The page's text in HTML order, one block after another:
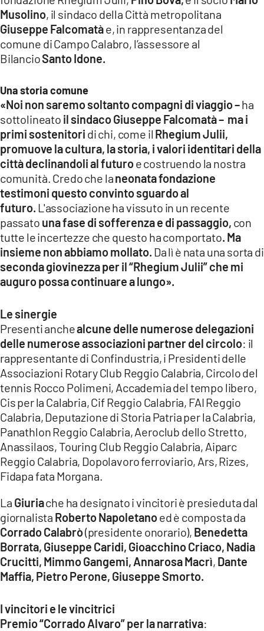
Musolino, il sindaco della Città metropolitana
Giuseppe Falcomatàe, in rappresentanza del
comune di Campo Calabro, l’assessore al
BilancioSanto Idone.
Una storia comune
«Noi non saremo soltanto compagni di viaggio –ha
sottolineato il sindaco Giuseppe Falcomatà – ma i
primi sostenitori di chi, come il Rhegium Julii,
promuove la cultura, la storia, i valori identitari della
città declinandoli al futuroe costruendo la nostra
comunità. Credo che laneonata fondazione
testimoni questo convinto sguardo al
futuro. L'associazione ha vissuto in un recente
passato una fase di sofferenza e di passaggio, con
tutte le incertezze che questo ha comportato. Ma
insieme non abbiamo mollato. Da lì è nata una sorta di
seconda giovinezza per il “Rhegium Julii” che mi
auguro possa continuare a lungo».
Le sinergie
Presenti anchealcune delle numerose delegazioni
delle numerose associazioni partner del circolo: il
rappresentante di Confindustria, i Presidenti delle
Associazioni Rotary Club Reggio Calabria, Circolo del
tennis Rocco Polimeni, Accademia del tempo libero,
Cis per la Calabria, Cif Reggio Calabria, FAI Reggio
Calabria, Deputazione di Storia Patria per la Calabria,
Panathlon Reggio Calabria, Aeroclub dello Stretto,
Anassilaos, Touring Club Reggio Calabria, Aiparc
Reggio Calabria, Dopolavoro ferroviario, Ars, Rizes,
Fidapa fata Morgana.
La Giuriache ha designato i vincitori è presieduta dal
giornalista Roberto Napoletanoed è composta da
Corrado Calabrò(presidente onorario), Benedetta
Borrata, Giuseppe Caridi, Gioacchino Criaco, Nadia
Crucitti, Mimmo Gangemi, Annarosa Macrì, Dante
Maffia, Pietro Perone, Giuseppe Smorto.
I vincitori e le vincitrici
Premio “Corrado Alvaro” per la narrativa: